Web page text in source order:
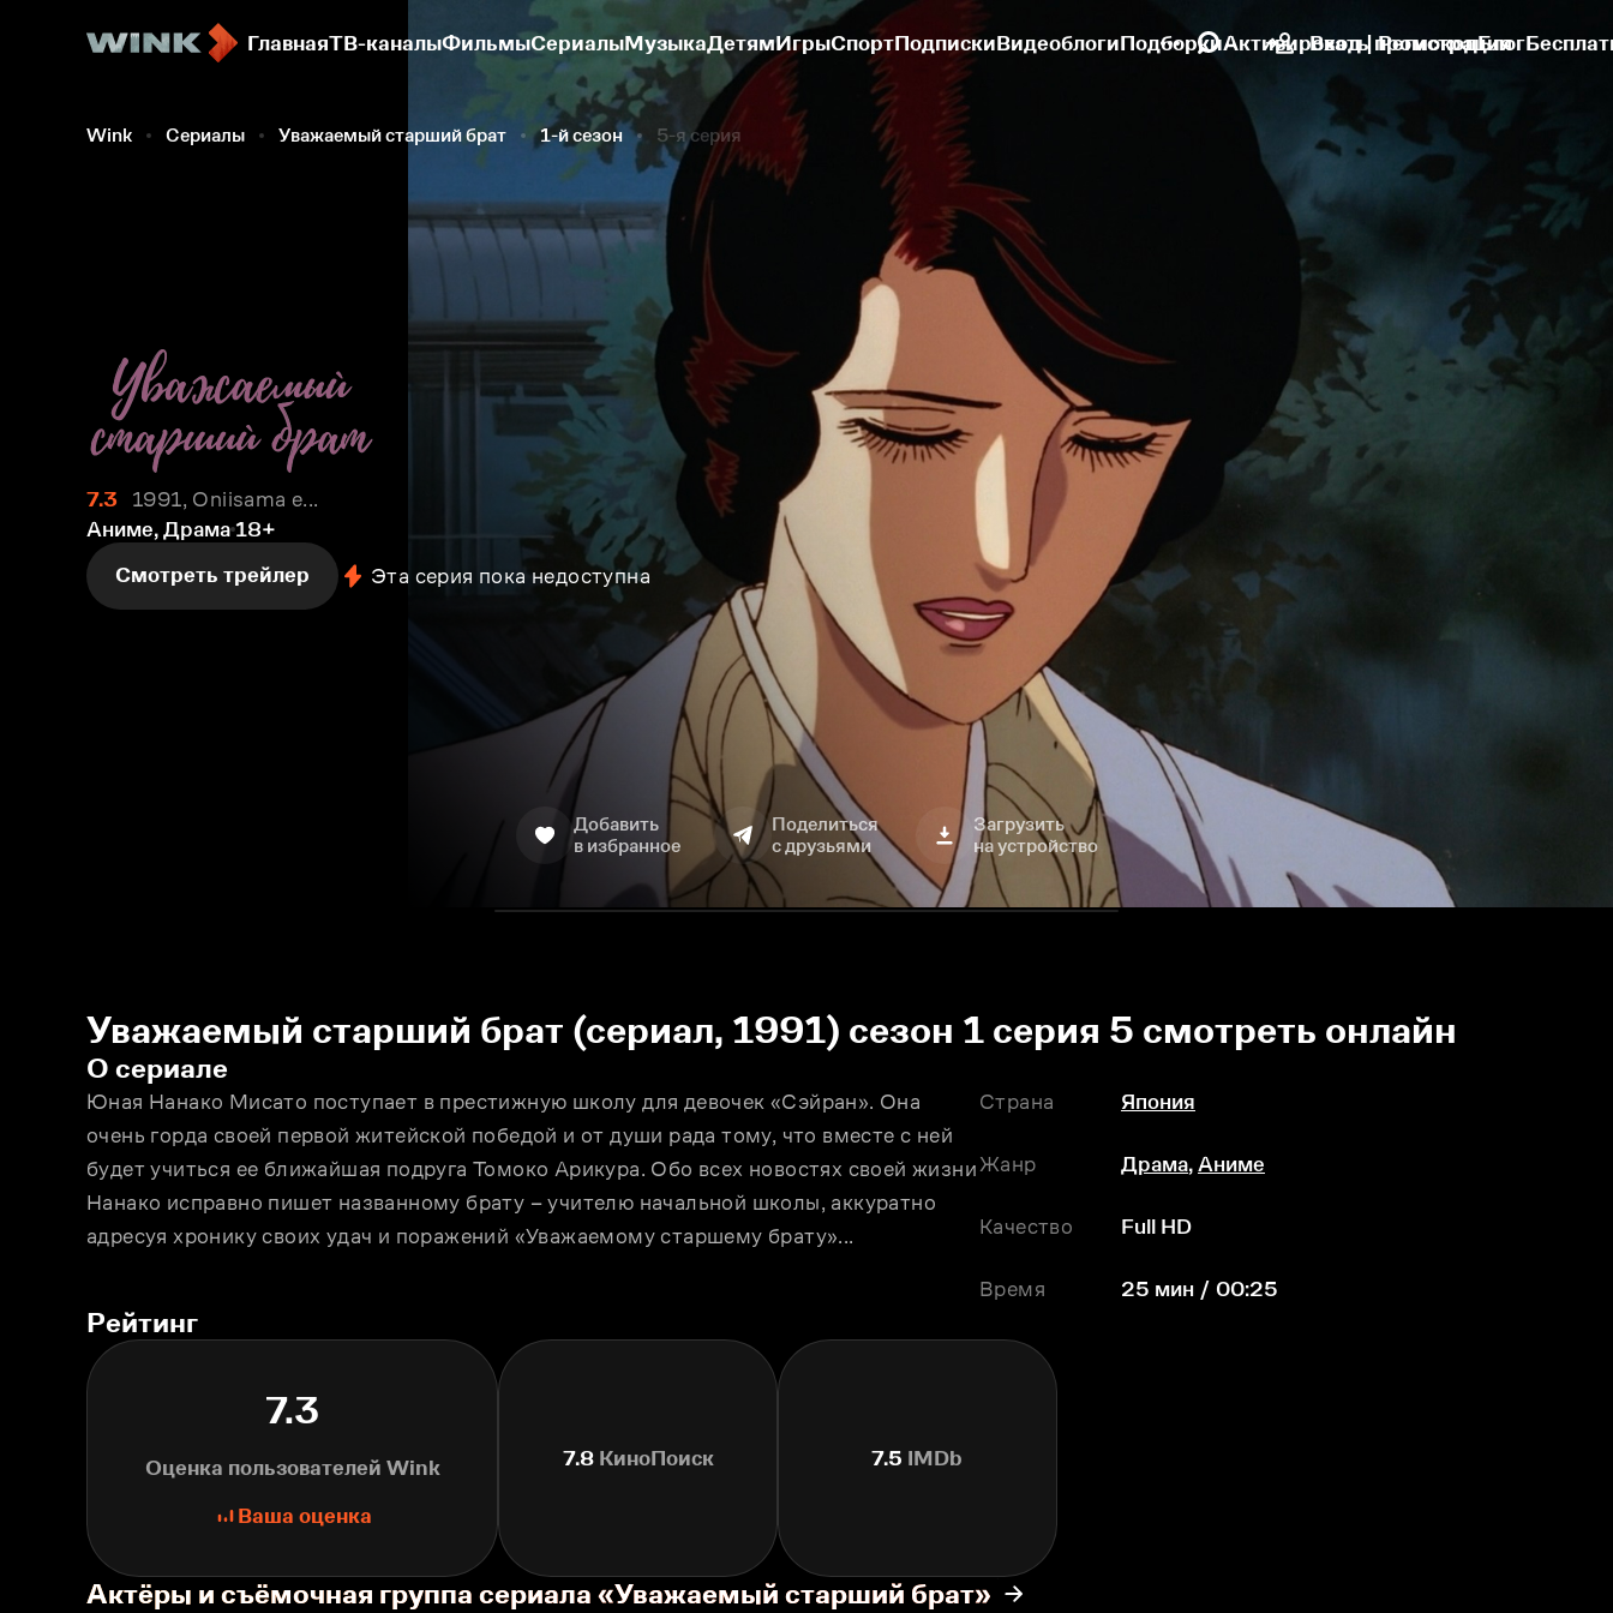
ГлавнаяТВ-каналыФильмыСериалыМузыкаДетямИгрыСпортПодпискиВидеоблогиПодборкиАктивировать промокодБлог
Вход | Регистрация
Wink Сериалы Уважаемый старший брат 1-й сезон 5-я серия
7.3
1991, Oniisama e...
Аниме, Драма 18+
Смотреть трейлер
Эта серия пока недоступна
Добавить
в избранное
Поделиться
с друзьями
Загрузить
на устройство
Уважаемый старший брат (сериал, 1991) сезон 1 серия 5 смотреть онлайн
О сериале
Юная Нанако Мисато поступает в престижную школу для девочек «Сэйран». Она
очень горда своей первой житейской победой и от души рада тому, что вместе с ней
будет учиться ее ближайшая подруга Томоко Арикура. Обо всех новостях своей жизни
Нанако исправно пишет названному брату – учителю начальной школы, аккуратно
адресуя хронику своих удач и поражений «Уважаемому старшему брату»...
Страна Япония
Жанр Драма, Аниме
Качество Full HD
Время 25 мин / 00:25
Рейтинг
7.3
Оценка пользователей Wink
Ваша оценка
7.8КиноПоиск 7.5 IMDb
Актёры и съёмочная группа сериала «Уважаемый старший брат»